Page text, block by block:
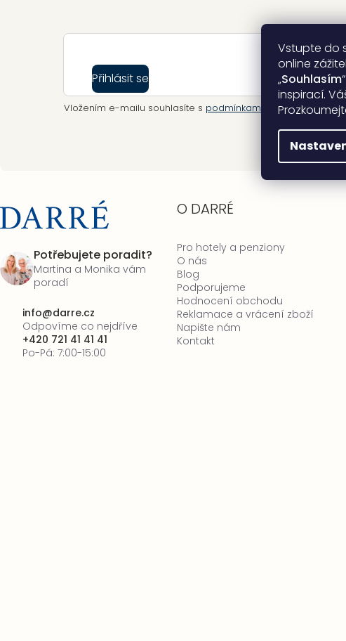
Vstupte do
online
„Souhlasím
inspirací.
Potřebujete poradit?
Martina a Monika vám
poradí
info@darre.cz
Odpovíme co nejdříve
+420 721 41 41 41
Po-Pá: 7:00-15:00
Přihlásit se
Vložením e-mailu souhlasíte s podmínkami ochrany
O DARRÉ
Pro hotely a penziony
O nás
Blog
Podporujeme
Hodnocení obchodu
Reklamace a vrácení zboží
Napište nám
Kontakt